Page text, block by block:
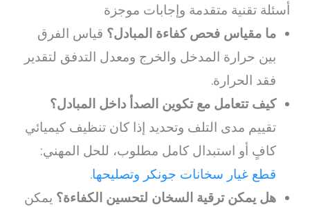
أسئلة تقنية متقدمة وإجابات موجزة
ما مقياس فحص كفاءة المبادل؟ قياس الفرق
بين حرارة المدخل والخرج ومعدل التدفق لتقدير
فقد الحرارة.
كيف تتعامل مع تكوين الصدأ داخل المبادل؟
تقييم مدى التلف وتحديد إذا كان تنظيف كيميائي
كافٍ أو استبدال كامل مطلوب، للحل المهني:
قطع غيار سخانات جونكر وتصليحها.
هل يمكن ترقية السخان لتحسين الكفاءة؟ يمكن